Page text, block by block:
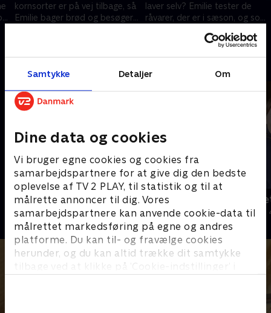
Samtykke Detaljer Om
Dine data og cookies
Vi bruger egne cookies og cookies fra
samarbejdspartnere for at give dig den bedste
oplevelse af TV 2 PLAY, til statistik og til at
målrette annoncer til dig. Vores
samarbejdspartnere kan anvende cookie-data til
målrettet markedsføring på egne og andres
platforme. Du kan til- og fravælge cookies
herunder, og du kan altid trække dit samtykke
tilbage ved at klikke på ’Cookie-indstillinger’ i
kornsorter er på vej tilbage, så
Emilie bager brød og besøger
laver selv? Emilie tester de
råvarer, der er i sæson, og som
27. april 2025 • 18 min
Mænd, mad & kærlighed
Livsstil • 2 sæsoner
Jul på
2020 • Livsstil •